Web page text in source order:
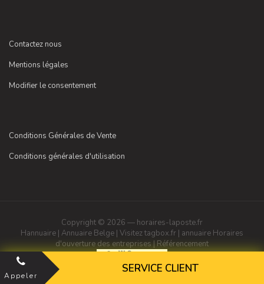
Contactez nous
Mentions légales
Modifier le consentement
Conditions Générales de Vente
Conditions générales d'utilisation
Copyright © 2026 — horaires-laposte.fr
Hannuaire | Annuaire Belge | Visitez tagbox.fr | annuaire Horaires
d'ouverture des entreprises | Référencement
Appeler
SERVICE CLIENT